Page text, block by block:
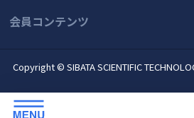
会員コンテンツ
Copyright © SIBATA SCIENTIFIC